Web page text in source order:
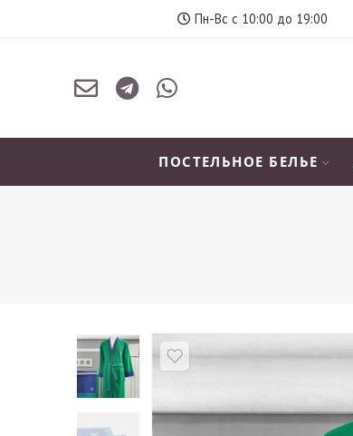
Пн-Вс с 10:00 до 19:00
ПОСТЕЛЬНОЕ БЕЛЬЕ